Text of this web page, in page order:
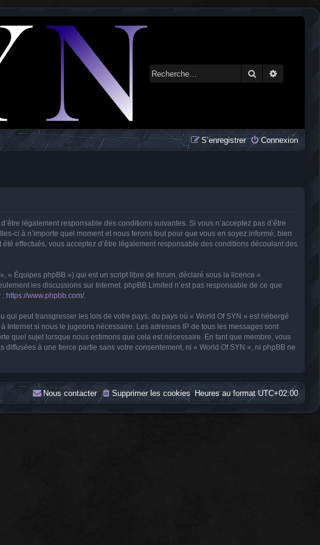
Rechercher
Connexion
S’enregistrer
légalement responsable des conditions suivantes. Si vous n’acceptez pas d’être
ci à n’importe quel moment et nous ferons tout pour que vous en soyez informé, bien
effectués, vous acceptez d’être légalement responsable des conditions découlant des
« Équipes phpBB ») qui est un script libre de forum, déclaré sous la licence «
les discussions sur Internet. phpBB Limited n’est pas responsable de ce que
: https://www.phpbb.com/.
peut transgresser les lois de votre pays, du pays où « World Of SYN » est hébergé
si nous le jugeons nécessaire. Les adresses IP de tous les messages sont
quel sujet lorsque nous estimons que cela est nécessaire. En tant que membre, vous
à une tierce partie sans votre consentement, ni « World Of SYN », ni phpBB ne
Heures au formatUTC+02:00
Supprimer les cookies
Nous contacter